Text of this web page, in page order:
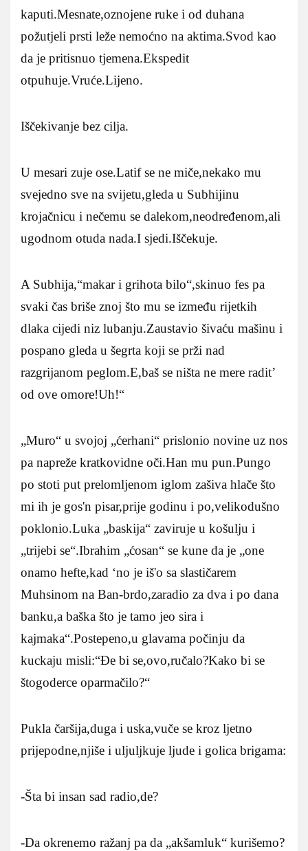
kaputi.Mesnate,oznojene ruke i od duhana
požutjeli prsti leže nemoćno na aktima.Svod kao
da je pritisnuo tjemena.Ekspedit
otpuhuje.Vruće.Lijeno.
Iščekivanje bez cilja.
U mesari zuje ose.Latif se ne miče,nekako mu
svejedno sve na svijetu,gleda u Subhijinu
krojačnicu i nečemu se dalekom,neodređenom,ali
ugodnom otuda nada.I sjedi.Iščekuje.
A Subhija,“makar i grihota bilo“,skinuo fes pa
svaki čas briše znoj što mu se između rijetkih
dlaka cijedi niz lubanju.Zaustavio šivaću mašinu i
pospano gleda u šegrta koji se prži nad
razgrijanom peglom.E,baš se ništa ne mere radit’
od ove omore!Uh!“
„Muro“ u svojoj „ćerhani“ prislonio novine uz nos
pa napreže kratkovidne oči.Han mu pun.Pungo
po stoti put prelomljenom iglom zašiva hlače što
mi ih je gos'n pisar,prije godinu i po,velikodušno
poklonio.Luka „baskija“ zaviruje u košulju i
„trijebi se“.Ibrahim „ćosan“ se kune da je „one
onamo hefte,kad ‘no je iš'o sa slastičarem
Muhsinom na Ban-brdo,zaradio za dva i po dana
banku,a baška što je tamo jeo sira i
kajmaka“.Postepeno,u glavama počinju da
kuckaju misli:“Đe bi se,ovo,ručalo?Kako bi se
štogoderce oparmačilo?“
Pukla čaršija,duga i uska,vuče se kroz ljetno
prijepodne,njiše i uljuljkuje ljude i golica brigama:
-Šta bi insan sad radio,de?
-Da okrenemo ražanj pa da „akšamluk“ kurišemo?